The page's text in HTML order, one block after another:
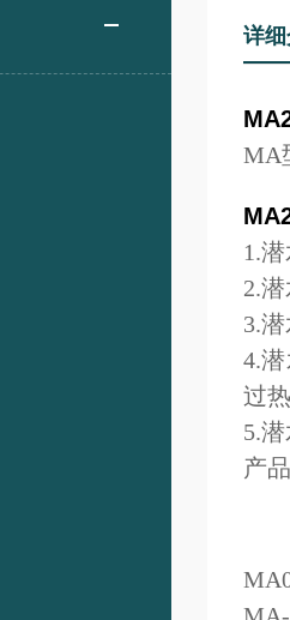
详
MA
1.
2.
3.
4.
过
5.
产